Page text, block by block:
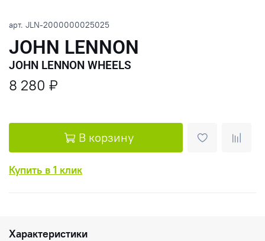
арт. JLN-2000000025025
JOHN LENNON
JOHN LENNON WHEELS
8 280 ₽
В корзину
Купить в 1 клик
Характеристики